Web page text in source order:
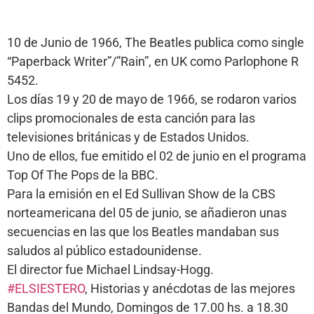
10 de Junio de 1966, The Beatles publica como single
“Paperback Writer”/”Rain”, en UK como Parlophone R
5452.
Los días 19 y 20 de mayo de 1966, se rodaron varios
clips promocionales de esta canción para las
televisiones británicas y de Estados Unidos.
Uno de ellos, fue emitido el 02 de junio en el programa
Top Of The Pops de la BBC.
Para la emisión en el Ed Sullivan Show de la CBS
norteamericana del 05 de junio, se añadieron unas
secuencias en las que los Beatles mandaban sus
saludos al público estadounidense.
El director fue Michael Lindsay-Hogg.
#ELSIESTERO, Historias y anécdotas de las mejores
Bandas del Mundo, Domingos de 17.00 hs. a 18.30